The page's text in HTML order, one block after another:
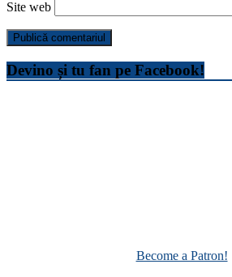
Site web
Devino și tu fan pe Facebook!
Become a Patron!